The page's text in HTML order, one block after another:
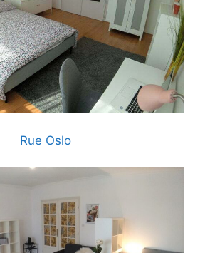
Rue Oslo